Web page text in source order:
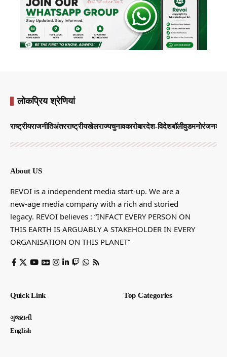
लोकप्रिय श्रेणियां
राष्ट्रीयराजनीतिअंतरराष्ट्रीयखेलराज्यचुनावकारोबारदेश-विदेशबॉलीवुडमनोरंजन
About US
REVOI is a independent media start-up. We are a
new-age media company with a rich and storied
legacy. REVOI believes : “INFACT EVERY PERSON ON
THIS EARTH IS ARGUABLY A STAKEHOLDER IN EVERY
ORGANISATION ON THIS PLANET”
Quick Link
ગુજરાતી
English
Top Categories